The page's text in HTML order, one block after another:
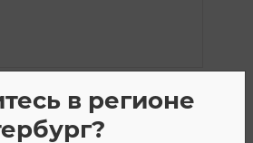
в регионе